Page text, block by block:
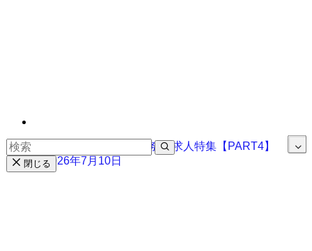
明日から働ける！即勤務OK求人特集【PART4】
2026年7月10日
閉じる